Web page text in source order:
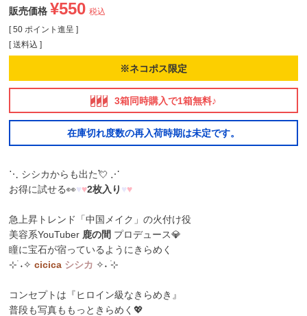
販売価格 ¥550 税込
[ 50 ポイント進呈 ]
送料込
※ネコポス限定
3箱同時購入で1箱無料♪
在庫切れ度数の再入荷時期は未定です。
⋱ シシカからも出た💘 ⋰
お得に試せる👀♥♥2枚入り ♥♥
急上昇トレンド「中国メイク」の火付け役
美容系YouTuber 鹿の間 プロデュース💎
瞳に宝石が宿っているようにきらめく
⊹࣪ ˖✧ cicica シシカ ✧˖ ࣪⊹
コンセプトは『ヒロイン級なきらめき』
普段も写真ももっときらめく💖